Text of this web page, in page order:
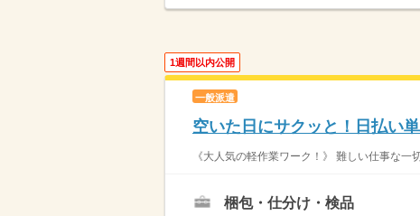
1週間以内公開
一般派遣
空いた日にサクッと！日払い
《大人気の軽作業ワーク！》 難しい仕事な
梱包・仕分け・検品